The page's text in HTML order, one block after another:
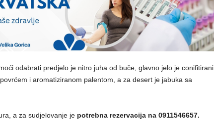
odabrati predjelo je nitro juha od buče, glavno jelo je conifitirani
i aromatiziranom palentom, a za desert je jabuka sa
a za sudjelovanje je potrebna rezervacija na 0911546657.